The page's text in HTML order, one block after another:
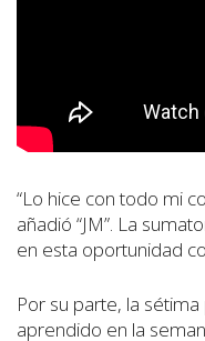
“Lo hice con todo mi
añadió “JM”. La
en esta oportunidad
Por su parte, la
aprendido en la